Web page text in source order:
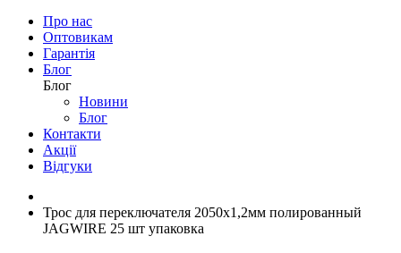
Про нас
Оптовикам
Гарантія
Блог
Блог
Новини
Блог
Контакти
Акції
Відгуки
Трос для переключателя 2050х1,2мм полированный
JAGWIRE 25 шт упаковка